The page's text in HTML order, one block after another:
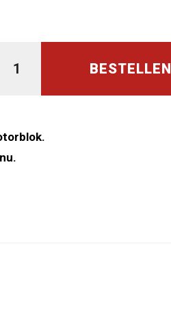
BESTELLEN